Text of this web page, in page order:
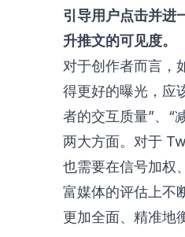
引导用户点击并进
升推文的可见度。
对于创作者而言，
得更好的曝光，应
者的交互质量”、“
两大方面。对于
也需要在信号加权
富媒体的评估上不
更加全面、精准地